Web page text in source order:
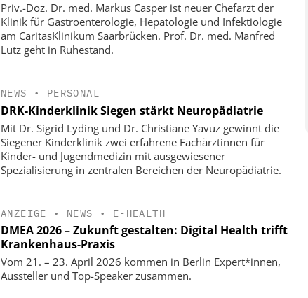
Priv.-Doz. Dr. med. Markus Casper ist neuer Chefarzt der
Klinik für Gastroenterologie, Hepatologie und Infektiologie
am CaritasKlinikum Saarbrücken. Prof. Dr. med. Manfred
Lutz geht in Ruhestand.
NEWS • PERSONAL
DRK-Kinderklinik Siegen stärkt Neuropädiatrie
Mit Dr. Sigrid Lyding und Dr. Christiane Yavuz gewinnt die
Siegener Kinderklinik zwei erfahrene Fachärztinnen für
Kinder- und Jugendmedizin mit ausgewiesener
Spezialisierung in zentralen Bereichen der Neuropädiatrie.
ANZEIGE • NEWS • E-HEALTH
DMEA 2026 – Zukunft gestalten: Digital Health trifft
Krankenhaus-Praxis
Vom 21. – 23. April 2026 kommen in Berlin Expert*innen,
Aussteller und Top-Speaker zusammen.